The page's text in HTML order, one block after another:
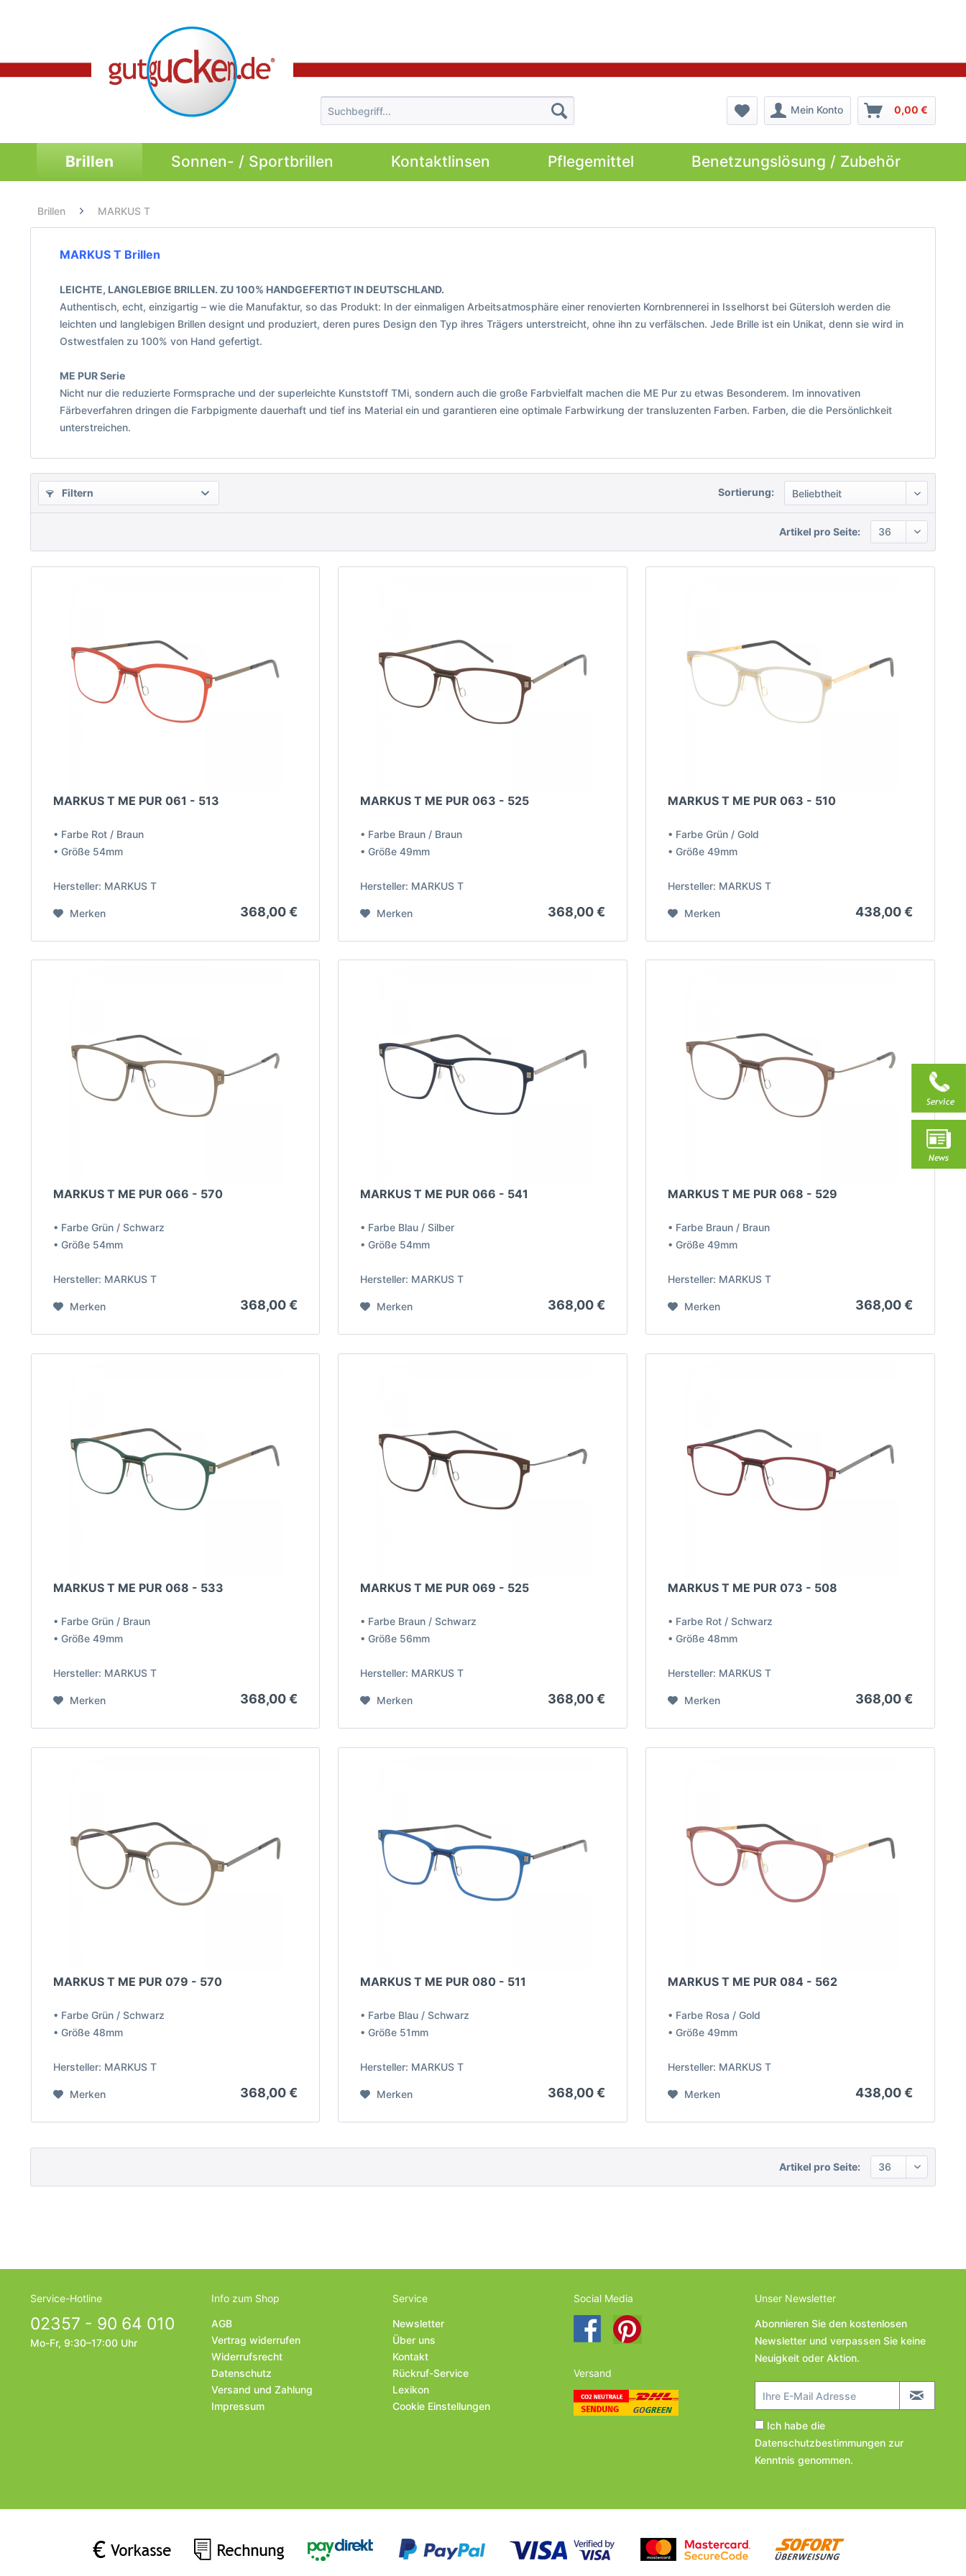
Mein Konto 0,00 €
Brillen Sonnen- / Sportbrillen Kontaktlinsen Pflegemittel Benetzungslösung / Zubehör
Brillen MARKUS T
MARKUS T Brillen
LEICHTE, LANGLEBIGE BRILLEN. ZU 100% HANDGEFERTIGT IN DEUTSCHLAND.
Authentisch, echt, einzigartig – wie die Manufaktur, so das Produkt: In der einmaligen Arbeitsatmosphäre einer renovierten Kornbrennerei in Isselhorst bei Gütersloh werden die
leichten und langlebigen Brillen designt und produziert, deren pures Design den Typ ihres Trägers unterstreicht, ohne ihn zu verfälschen. Jede Brille ist ein Unikat, denn sie wird in
Ostwestfalen zu 100% von Hand gefertigt.
ME PUR Serie
Nicht nur die reduzierte Formsprache und der superleichte Kunststoff TMi, sondern auch die große Farbvielfalt machen die ME Pur zu etwas Besonderem. Im innovativen
Färbeverfahren dringen die Farbpigmente dauerhaft und tief ins Material ein und garantieren eine optimale Farbwirkung der transluzenten Farben. Farben, die die Persönlichkeit
unterstreichen.
Filtern Sortierung:
Artikel pro Seite:
MARKUS T ME PUR 061 - 513
• Farbe Rot / Braun
• Größe 54mm
Hersteller: MARKUS T
368,00 €
Merken
MARKUS T ME PUR 063 - 525
• Farbe Braun / Braun
• Größe 49mm
Hersteller: MARKUS T
368,00 €
Merken
MARKUS T ME PUR 063 - 510
• Farbe Grün / Gold
• Größe 49mm
Hersteller: MARKUS T
438,00 €
Merken
MARKUS T ME PUR 066 - 570
• Farbe Grün / Schwarz
• Größe 54mm
Hersteller: MARKUS T
368,00 €
Merken
MARKUS T ME PUR 066 - 541
• Farbe Blau / Silber
• Größe 54mm
Hersteller: MARKUS T
368,00 €
Merken
MARKUS T ME PUR 068 - 529
• Farbe Braun / Braun
• Größe 49mm
Hersteller: MARKUS T
368,00 €
Merken
MARKUS T ME PUR 068 - 533
• Farbe Grün / Braun
• Größe 49mm
Hersteller: MARKUS T
368,00 €
Merken
MARKUS T ME PUR 069 - 525
• Farbe Braun / Schwarz
• Größe 56mm
Hersteller: MARKUS T
368,00 €
Merken
MARKUS T ME PUR 073 - 508
• Farbe Rot / Schwarz
• Größe 48mm
Hersteller: MARKUS T
368,00 €
Merken
MARKUS T ME PUR 079 - 570
• Farbe Grün / Schwarz
• Größe 48mm
Hersteller: MARKUS T
368,00 €
Merken
MARKUS T ME PUR 080 - 511
• Farbe Blau / Schwarz
• Größe 51mm
Hersteller: MARKUS T
368,00 €
Merken
MARKUS T ME PUR 084 - 562
• Farbe Rosa / Gold
• Größe 49mm
Hersteller: MARKUS T
438,00 €
Merken
Artikel pro Seite:
Service-Hotline
02357 - 90 64 010
Mo-Fr, 9:30–17:00 Uhr
Info zum Shop
AGB
Vertrag widerrufen
Widerrufsrecht
Datenschutz
Versand und Zahlung
Impressum
Service
Newsletter
Über uns
Kontakt
Rückruf-Service
Lexikon
Cookie Einstellungen
Social Media
Versand
Unser Newsletter
Abonnieren Sie den kostenlosen
Newsletter und verpassen Sie keine
Neuigkeit oder Aktion.
Ich habe die
Datenschutzbestimmungen zur
Kenntnis genommen.